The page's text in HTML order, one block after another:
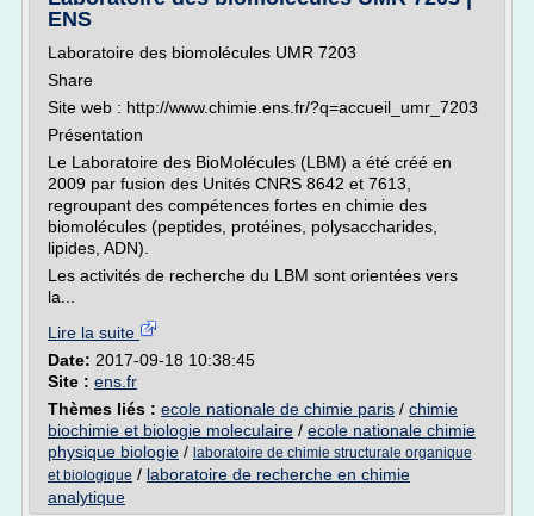
ENS
Laboratoire des biomolécules UMR 7203
Share
Site web : http://www.chimie.ens.fr/?q=accueil_umr_7203
Présentation
Le Laboratoire des BioMolécules (LBM) a été créé en
2009 par fusion des Unités CNRS 8642 et 7613,
regroupant des compétences fortes en chimie des
biomolécules (peptides, protéines, polysaccharides,
lipides, ADN).
Les activités de recherche du LBM sont orientées vers
la...
Lire la suite
Date: 2017-09-18 10:38:45
Site : ens.fr
Thèmes liés : ecole nationale de chimie paris / chimie
biochimie et biologie moleculaire / ecole nationale chimie
physique biologie / laboratoire de chimie structurale organique
et biologique / laboratoire de recherche en chimie
analytique